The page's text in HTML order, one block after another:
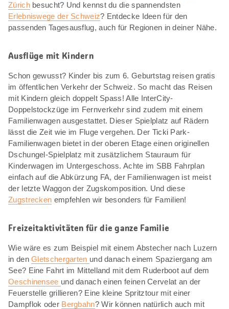
Zürichbesucht? Und kennst du die spannendsten
Erlebniswege der Schweiz? Entdecke Ideen für den
passenden Tagesausflug, auch für Regionen in deiner Nähe.
Ausflüge mit Kindern
Schon gewusst? Kinder bis zum 6. Geburtstag reisen gratis
im öffentlichen Verkehr der Schweiz. So macht das Reisen
mit Kindern gleich doppelt Spass! Alle InterCity-
Doppelstockzüge im Fernverkehr sind zudem mit einem
Familienwagen ausgestattet. Dieser Spielplatz auf Rädern
lässt die Zeit wie im Fluge vergehen. Der Ticki Park-
Familienwagen bietet in der oberen Etage einen originellen
Dschungel-Spielplatz mit zusätzlichem Stauraum für
Kinderwagen im Untergeschoss. Achte im SBB Fahrplan
einfach auf die Abkürzung FA, der Familienwagen ist meist
der letzte Waggon der Zugskomposition. Und diese
Zugstrecken empfehlen wir besonders für Familien!
Freizeitaktivitäten für die ganze Familie
Wie wäre es zum Beispiel mit einem Abstecher nach Luzern
in denGletschergarten und danach einem Spaziergang am
See? Eine Fahrt im Mittelland mit dem Ruderboot auf dem
Oeschinensee und danach einen feinen Cervelat an der
Feuerstelle grillieren? Eine kleine Spritztour mit einer
Dampflok oder Bergbahn? Wir können natürlich auch mit